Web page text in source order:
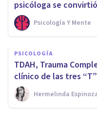
psicóloga se
Psicología Y Mente
PSICOLOGÍA
TDAH, Trauma
clínico de las tres “T”
Hermelinda